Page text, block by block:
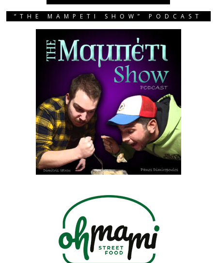
“THE MAMPETI SHOW” PODCAST